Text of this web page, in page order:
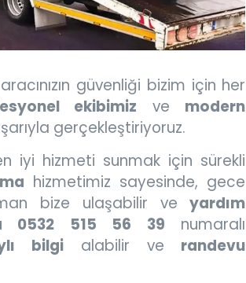
güvenliği bizim için her
ekibimiz ve modern
gerçekleştiriyoruz.
iyi hizmeti sunmak için sürekli
hizmetimiz sayesinde, gece
bize ulaşabilir veyardım
0532 515 56 39 numaralı
bilgi alabilir ve randevu